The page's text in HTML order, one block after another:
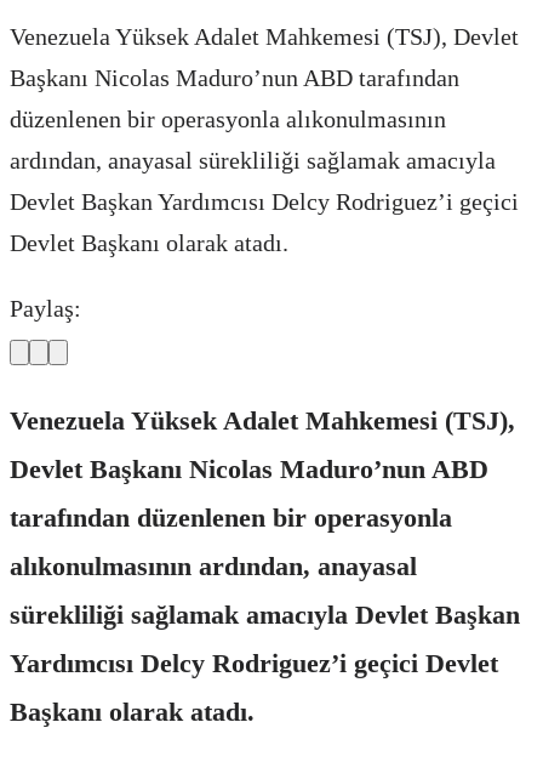
Venezuela Yüksek Adalet Mahkemesi (TSJ), Devlet
Başkanı Nicolas Maduro’nun ABD tarafından
düzenlenen bir operasyonla alıkonulmasının
ardından, anayasal sürekliliği sağlamak amacıyla
Devlet Başkan Yardımcısı Delcy Rodriguez’i geçici
Devlet Başkanı olarak atadı.
Paylaş:
Venezuela Yüksek Adalet Mahkemesi (TSJ),
Devlet Başkanı Nicolas Maduro’nun ABD
tarafından düzenlenen bir operasyonla
alıkonulmasının ardından, anayasal
sürekliliği sağlamak amacıyla Devlet Başkan
Yardımcısı Delcy Rodriguez’i geçici Devlet
Başkanı olarak atadı.